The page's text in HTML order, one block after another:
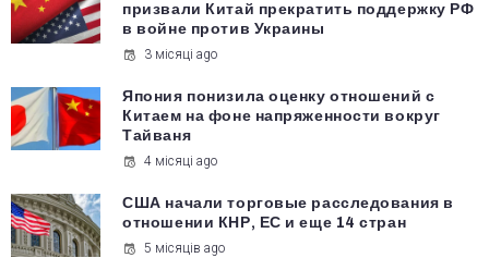
призвали Китай прекратить поддержку РФ
в войне против Украины
3 місяці ago
Япония понизила оценку отношений с
Китаем на фоне напряженности вокруг
Тайваня
4 місяці ago
США начали торговые расследования в
отношении КНР, ЕС и еще 14 стран
5 місяців ago